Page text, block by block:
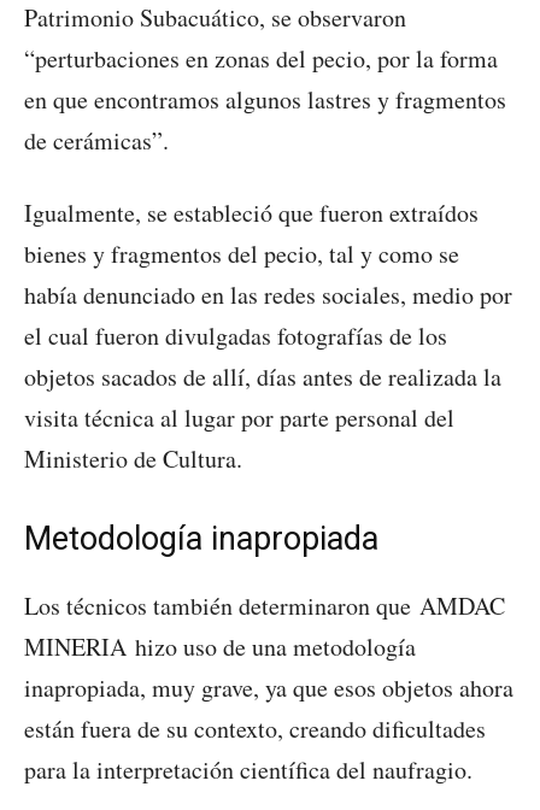
Patrimonio Subacuático, se observaron
“perturbaciones en zonas del pecio, por la forma
en que encontramos algunos lastres y fragmentos
de cerámicas”.
Igualmente, se estableció que fueron extraídos
bienes y fragmentos del pecio, tal y como se
había denunciado en las redes sociales, medio por
el cual fueron divulgadas fotografías de los
objetos sacados de allí, días antes de realizada la
visita técnica al lugar por parte personal del
Ministerio de Cultura.
Metodología inapropiada
Los técnicos también determinaron que AMDAC
MINERIA hizo uso de una metodología
inapropiada, muy grave, ya que esos objetos ahora
están fuera de su contexto, creando dificultades
para la interpretación científica del naufragio.